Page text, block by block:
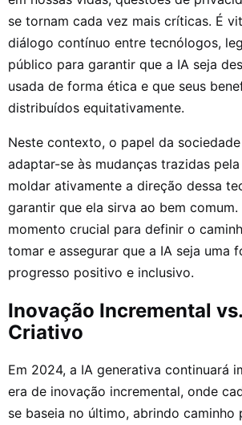
se tornam cada vez mais críticas. É
diálogo contínuo entre tecnólogos,
público para garantir que a IA seja
usada de forma ética e que seus
distribuídos equitativamente.
Neste contexto, o papel da
adaptar-se às mudanças trazidas
moldar ativamente a direção dessa
garantir que ela sirva ao bem comum.
momento crucial para definir o
tomar e assegurar que a IA seja uma
progresso positivo e inclusivo.
Inovação Incremental
Criativo
Em 2024, a IA generativa continuará
era de inovação incremental, onde
se baseia no último, abrindo caminho